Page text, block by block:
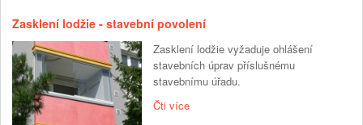
Zasklení lodžie - stavební povolení
Zasklení lodžie vyžaduje ohlášení
stavebních úprav příslušnému
stavebnímu úřadu.
Čti více